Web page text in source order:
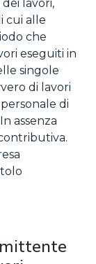
lavori,
cui alle
che
eseguiti in
singole
di lavori
di
assenza